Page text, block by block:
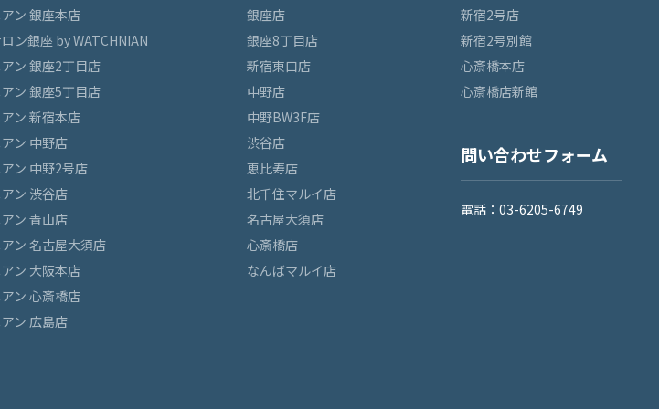
ン 銀座本店
ン銀座 by WATCHNIAN
ン 銀座2丁目店
ン 銀座5丁目店
ン 新宿本店
ン 中野店
ン 中野2号店
ン 渋谷店
ン 青山店
ン 名古屋大須店
ン 大阪本店
ン 心斎橋店
ン 広島店
銀座店
銀座8丁目店
新宿東口店
中野店
中野BW3F店
渋谷店
恵比寿店
北千住マルイ店
名古屋大須店
心斎橋店
なんばマルイ店
新宿2号店
新宿2号別館
心斎橋本店
心斎橋店新館
問い合わせフォーム
電話：03-6205-6749